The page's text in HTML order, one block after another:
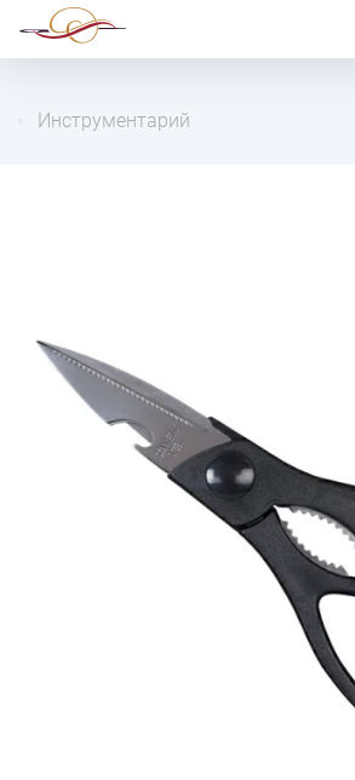
Инструментарий
Изображения и цвет представленного товара
отличаться от оригинала продукции,
настроек вашего монитора, а также условий